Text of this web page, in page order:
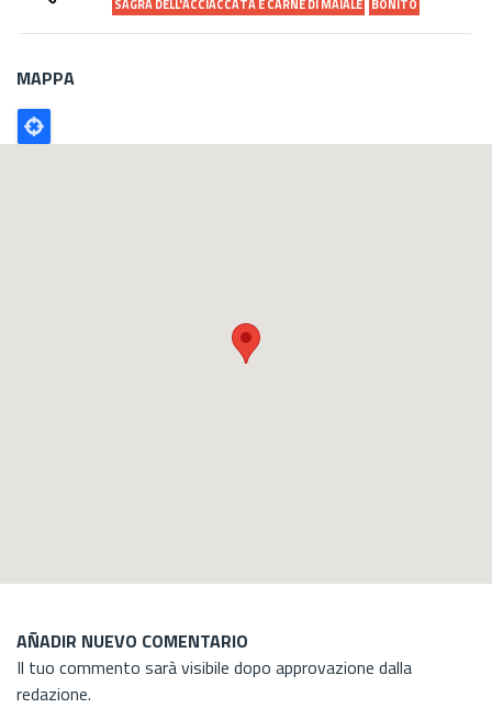
SAGRA DELL'ACCIACCATA E CARNE DI MAIALE BONITO
MAPPA
Poligono
GEO
AÑADIR NUEVO COMENTARIO
Il tuo commento sarà visibile dopo approvazione dalla
redazione.